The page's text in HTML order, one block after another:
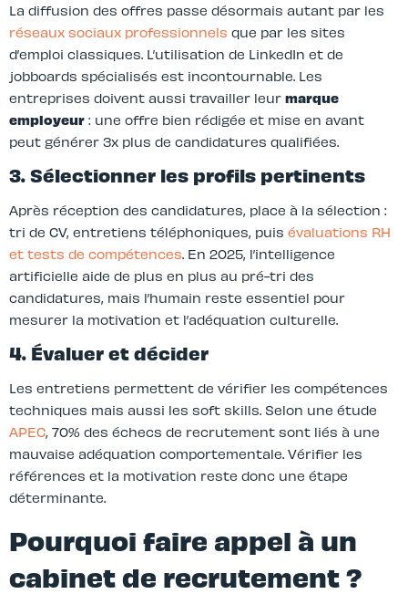
La diffusion des offres passe désormais autant par les
réseaux sociaux professionnels que par les sites
d’emploi classiques. L’utilisation de LinkedIn et de
jobboards spécialisés est incontournable. Les
entreprises doivent aussi travailler leur marque
employeur : une offre bien rédigée et mise en avant
peut générer 3x plus de candidatures qualifiées.
3. Sélectionner les profils pertinents
Après réception des candidatures, place à la sélection :
tri de CV, entretiens téléphoniques, puis évaluations RH
et tests de compétences. En 2025, l’intelligence
artificielle aide de plus en plus au pré-tri des
candidatures, mais l’humain reste essentiel pour
mesurer la motivation et l’adéquation culturelle.
4. Évaluer et décider
Les entretiens permettent de vérifier les compétences
techniques mais aussi les soft skills. Selon une étude
APEC, 70% des échecs de recrutement sont liés à une
mauvaise adéquation comportementale. Vérifier les
références et la motivation reste donc une étape
déterminante.
Pourquoi faire appel à un
cabinet de recrutement ?